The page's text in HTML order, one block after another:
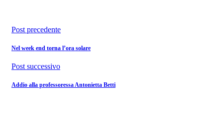
Post precedente
Nel week end torna l’ora solare
Post successivo
Addio alla professoressa Antonietta Betti